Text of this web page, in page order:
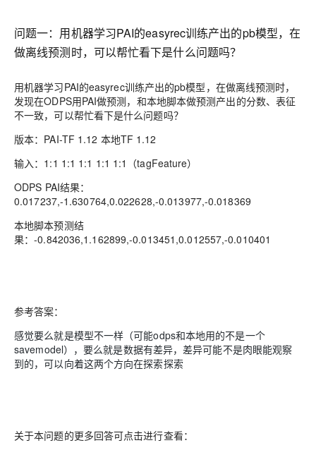
问题一：用机器学习PAI的easyrec训练产出的pb模型，在
做离线预测时，可以帮忙看下是什么问题吗？
用机器学习PAI的easyrec训练产出的pb模型，在做离线预测时，
发现在ODPS用PAI做预测，和本地脚本做预测产出的分数、表征
不一致，可以帮忙看下是什么问题吗？
版本：PAI-TF 1.12 本地TF 1.12
输入：1:1 1:1 1:1 1:1 1:1（tagFeature）
ODPS PAI结果：
0.017237,-1.630764,0.022628,-0.013977,-0.018369
本地脚本预测结
果：-0.842036,1.162899,-0.013451,0.012557,-0.010401
参考答案：
感觉要么就是模型不一样（可能odps和本地用的不是一个
savemodel），要么就是数据有差异，差异可能不是肉眼能观察
到的，可以向着这两个方向在探索探索
关于本问题的更多回答可点击进行查看：